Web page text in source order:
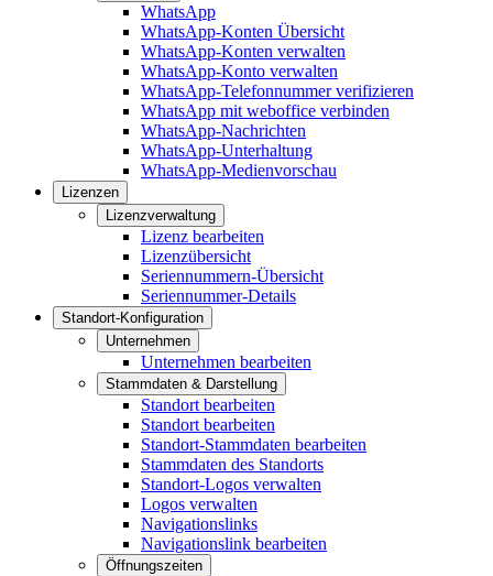
WhatsApp
WhatsApp-Konten Übersicht
WhatsApp-Konten verwalten
WhatsApp-Konto verwalten
WhatsApp-Telefonnummer verifizieren
WhatsApp mit weboffice verbinden
WhatsApp-Nachrichten
WhatsApp-Unterhaltung
WhatsApp-Medienvorschau
Lizenzen
Lizenzverwaltung
Lizenz bearbeiten
Lizenzübersicht
Seriennummern-Übersicht
Seriennummer-Details
Standort-Konfiguration
Unternehmen
Unternehmen bearbeiten
Stammdaten & Darstellung
Standort bearbeiten
Standort bearbeiten
Standort-Stammdaten bearbeiten
Stammdaten des Standorts
Standort-Logos verwalten
Logos verwalten
Navigationslinks
Navigationslink bearbeiten
Öffnungszeiten